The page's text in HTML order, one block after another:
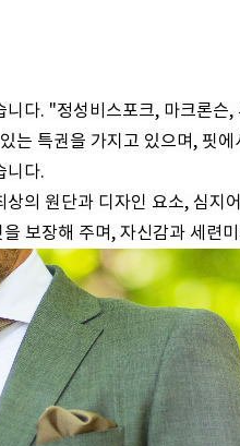
다. "정성비스포크, 마크론슨
는 특권을 가지고 있으며, 핏
니다.
의 원단과 디자인 요소, 심지
보장해 주며, 자신감과 세련